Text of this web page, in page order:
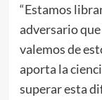
“Estamos
adversario
valemos de
aporta la
superar esta